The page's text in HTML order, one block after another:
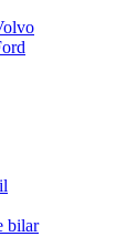
bilar